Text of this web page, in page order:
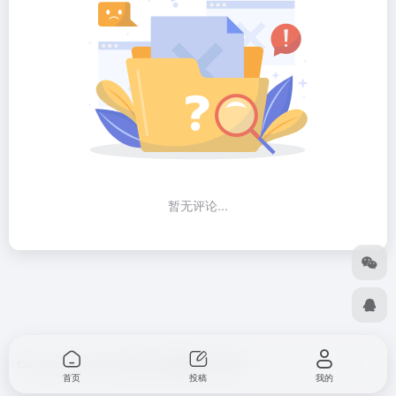
暂无评论...
Copyright © 2026 OneNav强力驱动
首页 投稿 我的